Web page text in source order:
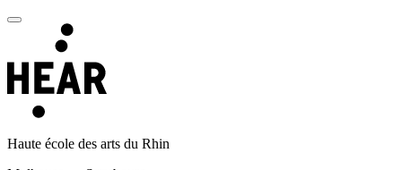
Haute école des arts du Rhin